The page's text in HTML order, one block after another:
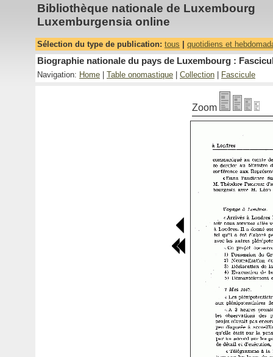
Bibliothèque nationale de Luxembourg
Luxemburgensia online
Sélection du type de publication: tous quotidiens et
Biographie nationale du pays de Luxembourg :
Navigation: Home Table onomastique Collection Fascicule
Zoom